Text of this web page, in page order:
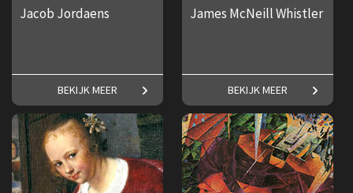
Jacob Jordaens
€ 17,50
BEKIJK MEER
James McNeill Whistler
kunstschilder James McNeill
Whistler.
€ 17,50
BEKIJK MEER